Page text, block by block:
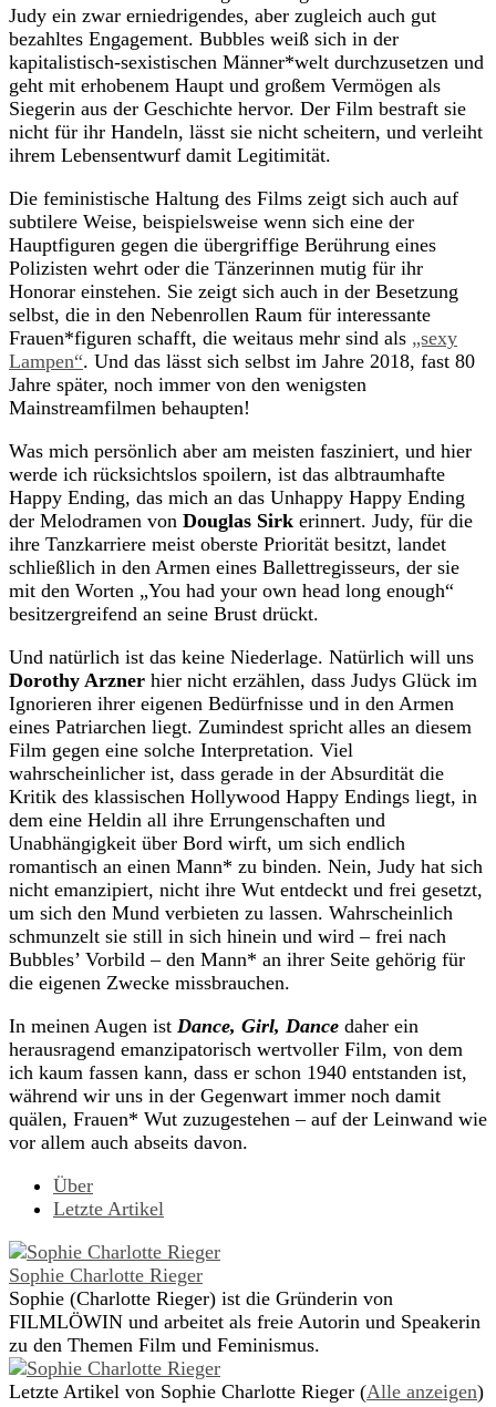
Judy ein zwar erniedrigendes, aber zugleich auch gut
bezahltes Engagement. Bubbles weiß sich in der
kapitalistisch-sexistischen Männer*welt durchzusetzen und
geht mit erhobenem Haupt und großem Vermögen als
Siegerin aus der Geschichte hervor. Der Film bestraft sie
nicht für ihr Handeln, lässt sie nicht scheitern, und verleiht
ihrem Lebensentwurf damit Legitimität.
Die feministische Haltung des Films zeigt sich auch auf
subtilere Weise, beispielsweise wenn sich eine der
Hauptfiguren gegen die übergriffige Berührung eines
Polizisten wehrt oder die Tänzerinnen mutig für ihr
Honorar einstehen. Sie zeigt sich auch in der Besetzung
selbst, die in den Nebenrollen Raum für interessante
Frauen*figuren schafft, die weitaus mehr sind als „sexy
Lampen“. Und das lässt sich selbst im Jahre 2018, fast 80
Jahre später, noch immer von den wenigsten
Mainstreamfilmen behaupten!
Was mich persönlich aber am meisten fasziniert, und hier
werde ich rücksichtslos spoilern, ist das albtraumhafte
Happy Ending, das mich an das Unhappy Happy Ending
der Melodramen von Douglas Sirk erinnert. Judy, für die
ihre Tanzkarriere meist oberste Priorität besitzt, landet
schließlich in den Armen eines Ballettregisseurs, der sie
mit den Worten „You had your own head long enough“
besitzergreifend an seine Brust drückt.
Und natürlich ist das keine Niederlage. Natürlich will uns
Dorothy Arzner hier nicht erzählen, dass Judys Glück im
Ignorieren ihrer eigenen Bedürfnisse und in den Armen
eines Patriarchen liegt. Zumindest spricht alles an diesem
Film gegen eine solche Interpretation. Viel
wahrscheinlicher ist, dass gerade in der Absurdität die
Kritik des klassischen Hollywood Happy Endings liegt, in
dem eine Heldin all ihre Errungenschaften und
Unabhängigkeit über Bord wirft, um sich endlich
romantisch an einen Mann* zu binden. Nein, Judy hat sich
nicht emanzipiert, nicht ihre Wut entdeckt und frei gesetzt,
um sich den Mund verbieten zu lassen. Wahrscheinlich
schmunzelt sie still in sich hinein und wird – frei nach
Bubbles’ Vorbild – den Mann* an ihrer Seite gehörig für
die eigenen Zwecke missbrauchen.
In meinen Augen ist Dance, Girl, Dance daher ein
herausragend emanzipatorisch wertvoller Film, von dem
ich kaum fassen kann, dass er schon 1940 entstanden ist,
während wir uns in der Gegenwart immer noch damit
quälen, Frauen* Wut zuzugestehen – auf der Leinwand wie
vor allem auch abseits davon.
Über
Letzte Artikel
Sophie Charlotte Rieger
Sophie (Charlotte Rieger) ist die Gründerin von
FILMLÖWIN und arbeitet als freie Autorin und Speakerin
zu den Themen Film und Feminismus.
Letzte Artikel von Sophie Charlotte Rieger (Alle anzeigen)